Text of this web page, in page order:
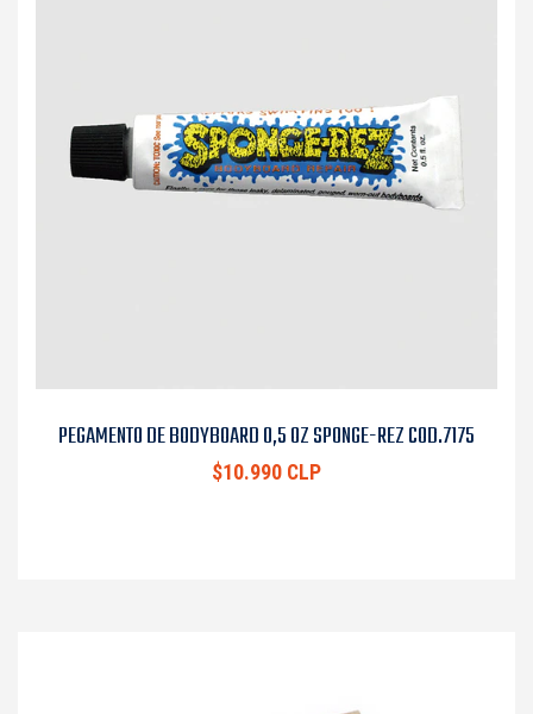
PEGAMENTO DE BODYBOARD 0,5 OZ SPONGE-REZ COD.7175
$10.990 CLP